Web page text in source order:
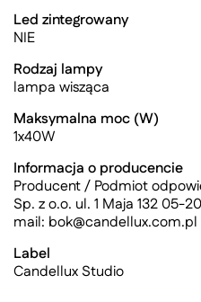
Led zintegrowany
NIE
Rodzaj lampy
lampa wisząca
Maksymalna moc (W)
1x40W
Informacja o producencie
Producent / Podmiot
Sp. z o.o. ul. 1 Maja 132 05-
mail: bok@candellux.com.pl
Label
Candellux Studio